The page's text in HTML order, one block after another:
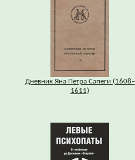
Дневник Яна Петра Сапеги (1608–
1611)